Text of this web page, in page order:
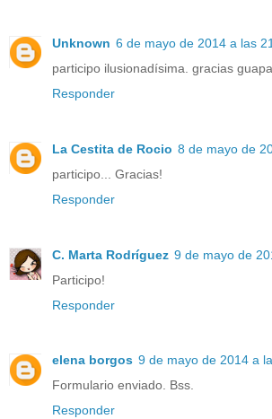
Unknown 6 de mayo de 2014 a las
participo ilusionadísima. gracias
Responder
La Cestita de Rocio 8 de mayo de
participo... Gracias!
Responder
C. Marta Rodríguez 9 de mayo de
Participo!
Responder
elena borgos 9 de mayo de 2014 a
Formulario enviado. Bss.
Responder